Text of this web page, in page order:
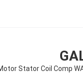
Stator Coil Comp